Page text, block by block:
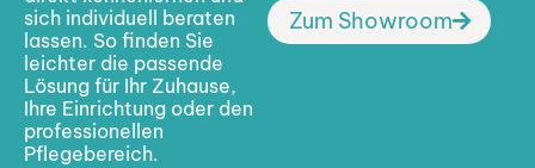
sich individuell beraten
lassen. So finden Sie
leichter die passende
Lösung für Ihr Zuhause,
Ihre Einrichtung oder den
professionellen
Pflegebereich.
Zum Showroom